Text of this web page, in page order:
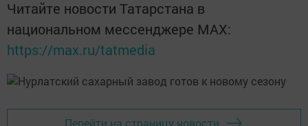
Читайте новости Татарстана в
национальном мессенджере MАХ:
https://max.ru/tatmedia